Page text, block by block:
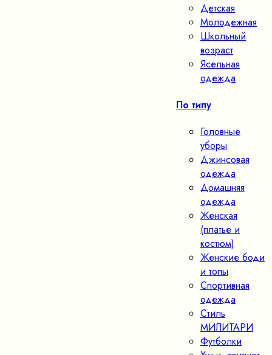
Детская
Молодежная
Школьный
возраст
Ясельная
одежда
По типу
Головные
уборы
Джинсовая
одежда
Домашняя
одежда
Женская
(платье и
костюм)
Женские боди
и топы
Спортивная
одежда
Стиль
МИЛИТАРИ
Футболки